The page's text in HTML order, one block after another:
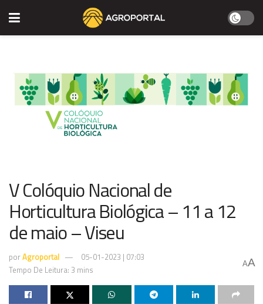
V Colóquio Nacional de
Horticultura Biológica – 11 a 12
de maio – Viseu
porAgroportal
05-01-2023 | 07:03
Tempo De Leitura: 3 mins
AA